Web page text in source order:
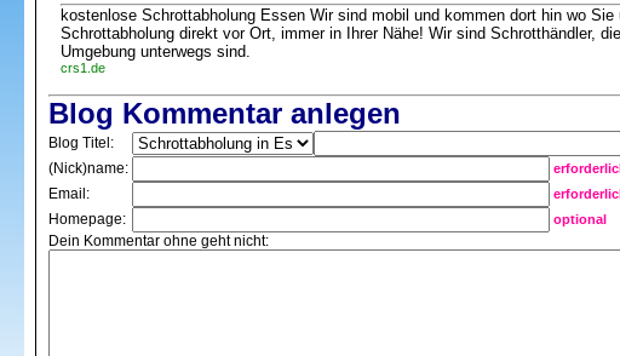
kostenlose Schrottabholung Essen Wir sind mobil und kommen dort hin wo Sie
Schrottabholung direkt vor Ort, immer in Ihrer Nähe! Wir sind Schrotthändler,
Umgebung unterwegs sind.
crs1.de
Blog Kommentar anlegen
Blog Titel:
(Nick)name:
Email:
Homepage: optional
Dein Kommentar ohne geht nicht: